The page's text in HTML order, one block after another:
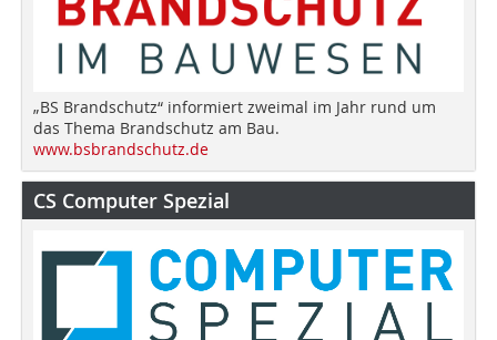
„BS Brandschutz“ informiert zweimal im Jahr rund um
das Thema Brandschutz am Bau.
www.bsbrandschutz.de
CS Computer Spezial